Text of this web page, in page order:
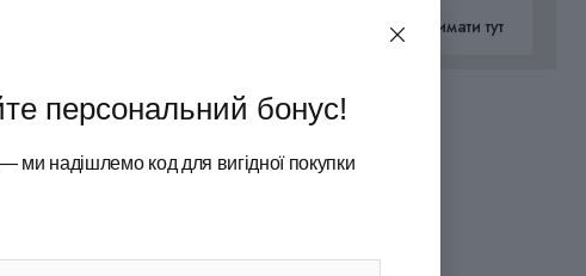
Отримати тут
Умови безкоштовної доставки
персональний бонус!
ми надішлемо код для вигідної покупки